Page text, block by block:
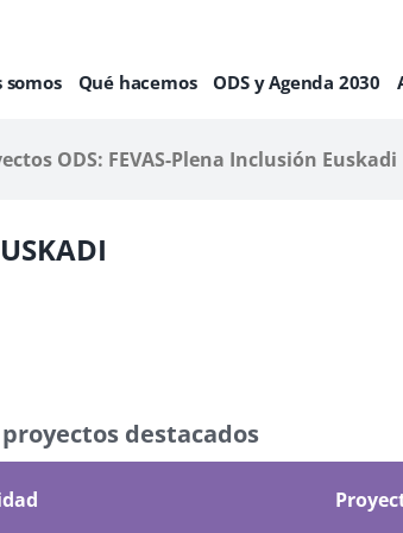
somos Qué hacemos ODS y Agenda 2030
ODS: FEVAS-Plena Inclusión Euskadi
destacados